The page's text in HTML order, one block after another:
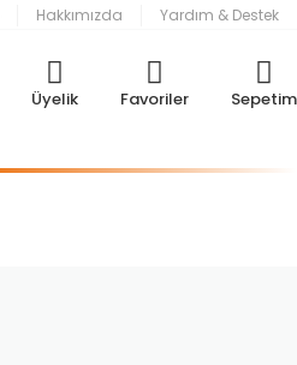
Hakkımızda Yardım & Destek
Üyelik Favoriler Sepetim